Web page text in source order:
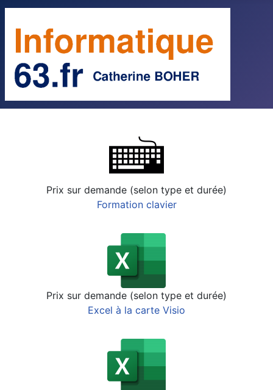
Prix sur demande (selon type et durée)
Formation clavier
Prix sur demande (selon type et durée)
Excel à la carte Visio